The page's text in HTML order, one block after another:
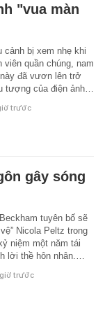
"vua màn
cảnh bị xem nhẹ khi
viên quần chúng, nam
đã vươn lên trở
tượng của điện ảnh…
trước
gây sóng
tuyên bố sẽ
Nicola Peltz trong
niệm một năm tái
lời thề hôn nhân.…
trước